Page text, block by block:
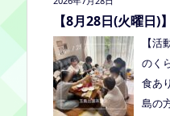
【8月28日(火曜日)
【
のく
食あ
島の